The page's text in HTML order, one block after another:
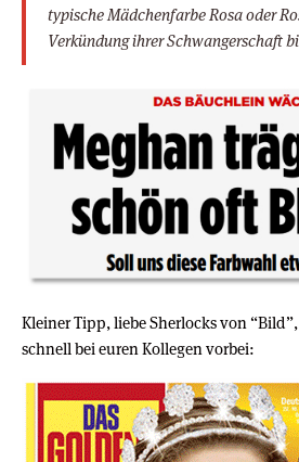
typische Mädchenfarbe Rosa oder
Verkündung ihrer Schwangerschaft
Kleiner Tipp, liebe Sherlocks von
schnell bei euren Kollegen vorbei: